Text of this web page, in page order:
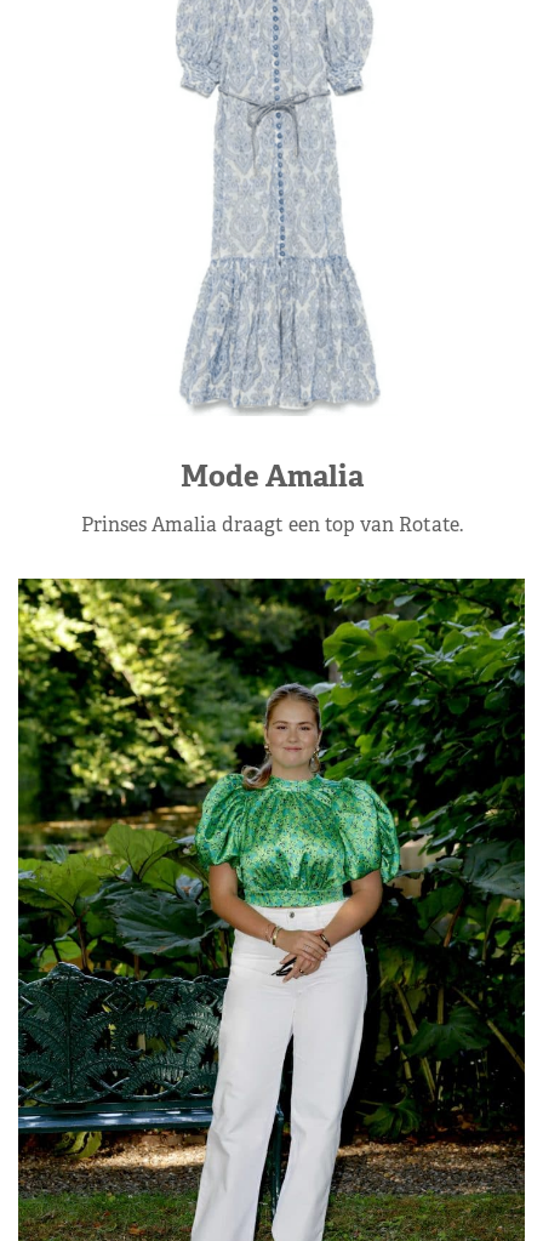
Mode Amalia
Prinses Amalia draagt een top van Rotate.